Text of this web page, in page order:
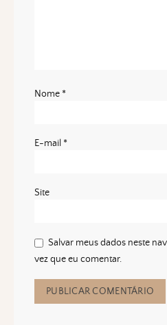
Nome *
E-mail *
Site
Salvar meus dados neste
vez que eu comentar.